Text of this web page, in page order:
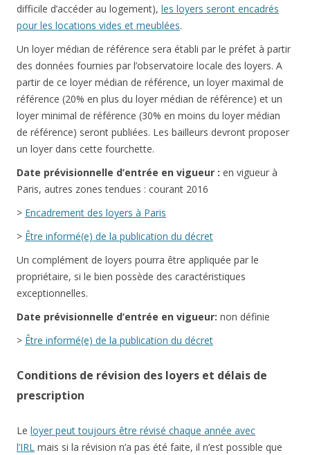
difficile d’accéder au logement), les loyers seront encadrés
pour les locations vides et meublées.
Un loyer médian de référence sera établi par le préfet à partir
des données fournies par l’observatoire locale des loyers. A
partir de ce loyer médian de référence, un loyer maximal de
référence (20% en plus du loyer médian de référence) et un
loyer minimal de référence (30% en moins du loyer médian
de référence) seront publiées. Les bailleurs devront proposer
un loyer dans cette fourchette.
Date prévisionnelle d’entrée en vigueur : en vigueur à
Paris, autres zones tendues : courant 2016
> Encadrement des loyers à Paris
> Être informé(e) de la publication du décret
Un complément de loyers pourra être appliquée par le
propriétaire, si le bien possède des caractéristiques
exceptionnelles.
Date prévisionnelle d’entrée en vigueur: non définie
> Être informé(e) de la publication du décret
Conditions de révision des loyers et délais de
prescription
Le loyer peut toujours être révisé chaque année avec
l’IRL mais si la révision n’a pas été faite, il n’est possible que